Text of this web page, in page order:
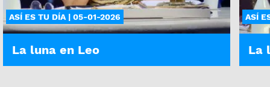
ASÍ ES TU DÍA | 05-01-2026
La luna en Leo
ASÍ
La